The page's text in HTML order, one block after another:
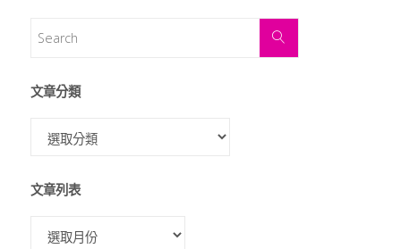
文章分類
文章列表